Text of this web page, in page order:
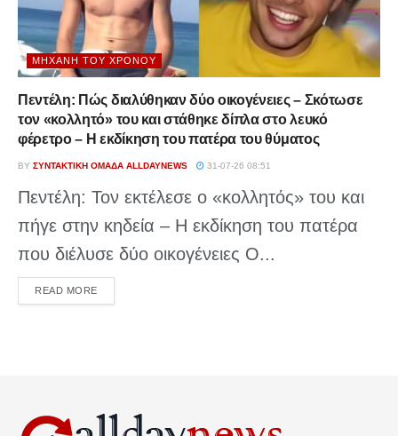
ΜΗΧΑΝΉ ΤΟΥ ΧΡΌΝΟΥ
Πεντέλη: Πώς διαλύθηκαν δύο οικογένειες – Σκότωσε
τον «κολλητό» του και στάθηκε δίπλα στο λευκό
φέρετρο – Η εκδίκηση του πατέρα του θύματος
BY ΣΥΝΤΑΚΤΙΚΉ ΟΜΆΔΑ ALLDAYNEWS 31-07-26 08:51
Πεντέλη: Τον εκτέλεσε ο «κολλητός» του και
πήγε στην κηδεία – Η εκδίκηση του πατέρα
που διέλυσε δύο οικογένειες Ο...
READ MOREDETAILS